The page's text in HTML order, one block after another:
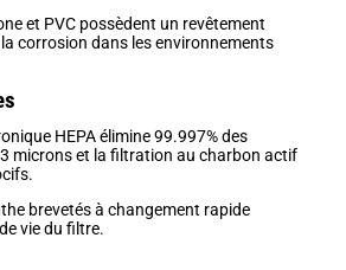
et PVC possèdent un revêtement
corrosion dans les environnements
HEPA élimine 99.997% des
microns et la filtration au charbon actif
brevetés à changement rapide
vie du filtre.